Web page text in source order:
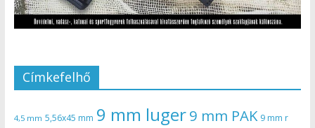
Címkefelhő
4,5 mm 5,56x45 mm 9 mm luger9 mm PAK 9 mm r